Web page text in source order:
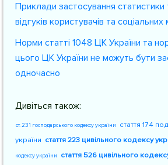
Приклади застосування статистики
відгуків користувачів та соціальних
Норми статті 1048 ЦК України та
цього ЦК України не можуть бути
одночасно
Дивіться також:
ст. 231 господарського кодексу україни
стаття 174
україни стаття 223 цивільного кодексу
кодексу україни стаття 526 цивільного